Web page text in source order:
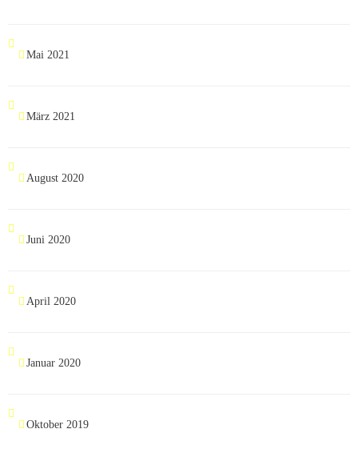
Mai 2021
März 2021
August 2020
Juni 2020
April 2020
Januar 2020
Oktober 2019